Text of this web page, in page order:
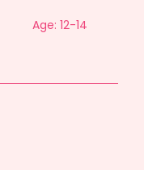
Age: 12-14